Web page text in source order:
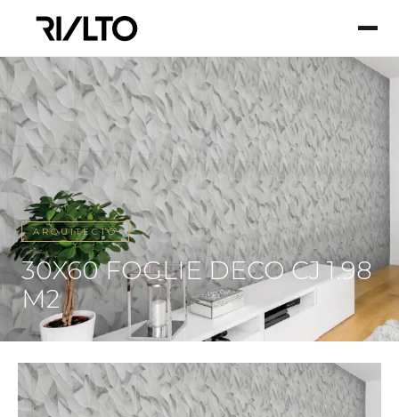
ARQUITECTO
30X60 FOGLIE DECO CJ 1.98
M2